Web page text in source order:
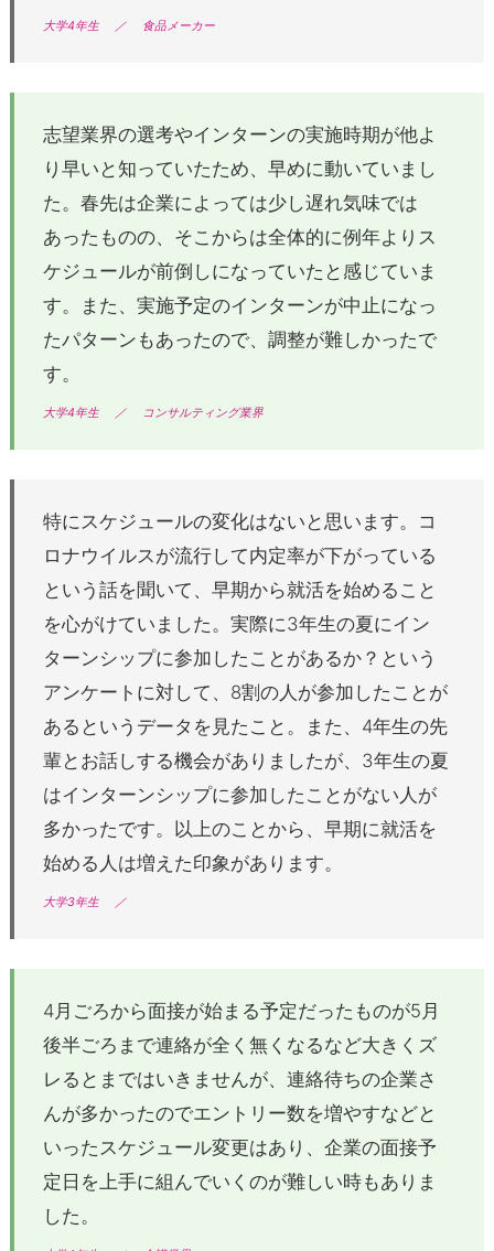
大学4年生 ／ 食品メーカー
志望業界の選考やインターンの実施時期が他よ
り早いと知っていたため、早めに動いていまし
た。春先は企業によっては少し遅れ気味では
あったものの、そこからは全体的に例年よりス
ケジュールが前倒しになっていたと感じていま
す。また、実施予定のインターンが中止になっ
たパターンもあったので、調整が難しかったで
す。
大学4年生 ／ コンサルティング業界
特にスケジュールの変化はないと思います。コ
ロナウイルスが流行して内定率が下がっている
という話を聞いて、早期から就活を始めること
を心がけていました。実際に3年生の夏にイン
ターンシップに参加したことがあるか？という
アンケートに対して、8割の人が参加したことが
あるというデータを見たこと。また、4年生の先
輩とお話しする機会がありましたが、3年生の夏
はインターンシップに参加したことがない人が
多かったです。以上のことから、早期に就活を
始める人は増えた印象があります。
大学3年生 ／
4月ごろから面接が始まる予定だったものが5月
後半ごろまで連絡が全く無くなるなど大きくズ
レるとまではいきませんが、連絡待ちの企業さ
んが多かったのでエントリー数を増やすなどと
いったスケジュール変更はあり、企業の面接予
定日を上手に組んでいくのが難しい時もありま
した。